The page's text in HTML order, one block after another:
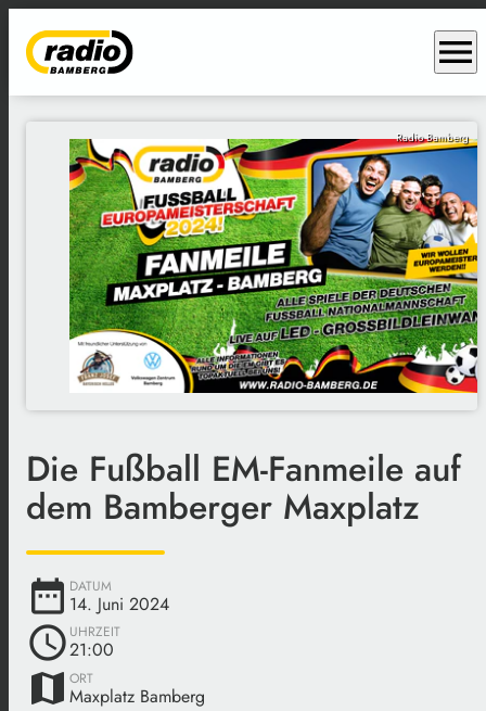
menu
Radio Bamberg
Die Fußball EM-Fanmeile auf
dem Bamberger Maxplatz
date_range DATUM
14. Juni 2024
schedule UHRZEIT
21:00
map ORT
Maxplatz Bamberg